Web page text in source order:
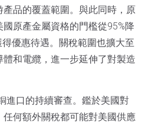
品的覆蓋範圍。與此同時，原
原產金屬資格的門檻從95%降
優惠待遇。關稅範圍也擴大至
和電纜，進一步延伸了對製造
進口的持續審查。鑑於美國對
何額外關稅都可能對美國供應